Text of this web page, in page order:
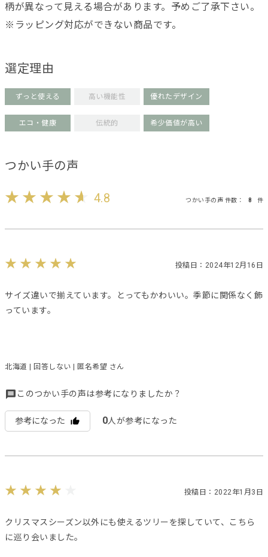
柄が異なって見える場合があります。予めご了承下さい。
※ラッピング対応ができない商品です。
選定理由
ずっと使える 高い機能性 優れたデザイン
エコ・健康 伝統的 希少価値が高い
つかい手の声
4.8 つかい手の声 件数： 8 件
投稿日：2024年12月16日
サイズ違いで揃えています。とってもかわいい。季節に関係なく飾
っています。
北海道 | 回答しない | 匿名希望 さん
このつかい手の声は参考になりましたか？
参考になった 0人が参考になった
投稿日：2022年1月3日
クリスマスシーズン以外にも使えるツリーを探していて、こちら
に巡り会いました。